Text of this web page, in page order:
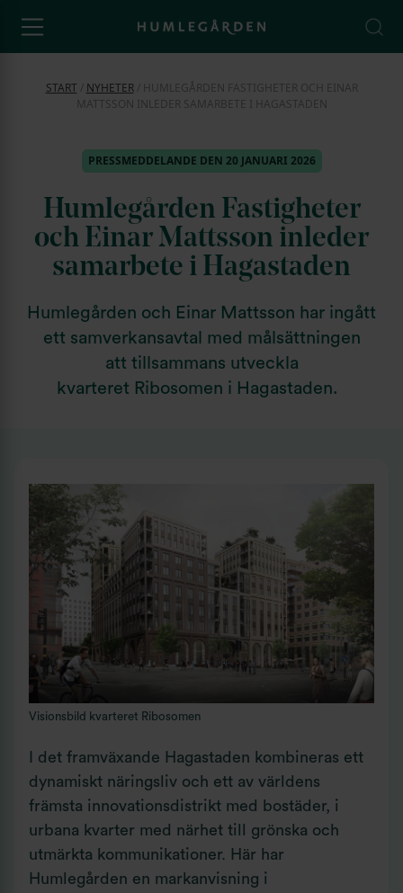
START/ NYHETER/
HUMLEGÅRDEN FASTIGHETER OCH EINAR
MATTSSON INLEDER SAMARBETE I HAGASTADEN
PRESSMEDDELANDE DEN 20 JANUARI 2026
Humlegården Fastigheter
och Einar Mattsson inleder
samarbete i Hagastaden
Humlegården och Einar Mattsson har ingått
ett samverkansavtal med målsättningen
att tillsammans utveckla
kvarteret Ribosomen i Hagastaden.
Visionsbild kvarteret Ribosomen
I det framväxande Hagastaden kombineras ett
dynamiskt näringsliv och ett av världens
främsta innovationsdistrikt med bostäder, i
urbana kvarter med närhet till grönska och
utmärkta kommunikationer. Här har
Humlegården en markanvisning i